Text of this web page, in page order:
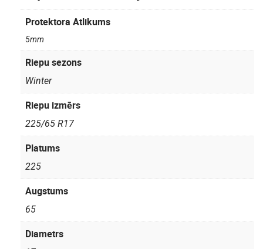
Protektora Atlikums
5mm
Riepu sezons
Winter
Riepu izmērs
225/65 R17
Platums
225
Augstums
65
Diametrs